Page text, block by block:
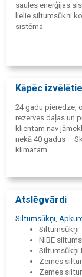
saules enerģijas
lielie siltumsūkņi
sistēma.
Kāpēc
24 gadu pieredze,
rezerves daļas un
klientam nav
nekā 40 gadus –
klimatam.
Atslēgvārdi
Siltumsūkņi
Siltumsūkņi
NIBE
Siltumsūkņi
Zemes
Zemes